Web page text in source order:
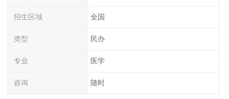
招生区域 全国
类型 民办
专业 医学
咨询 随时